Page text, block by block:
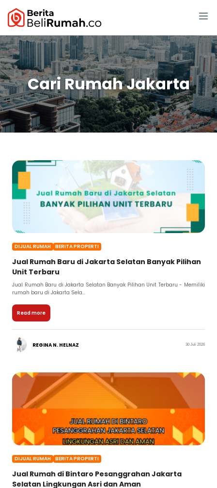
Cari Rumah Jakarta
DIJUAL RUMAH BERITA PROPERTI
Jual Rumah Baru di Jakarta Selatan Banyak Pilihan
Unit Terbaru
Jual Rumah Baru di Jakarta Selatan Banyak Pilihan Unit Terbaru - Memiliki
rumah baru di Jakarta Sela...
Read more
REGINA N. HELNAZ 30 Juli 2026
DIJUAL RUMAH BERITA PROPERTI
Jual Rumah di Bintaro Pesanggrahan Jakarta
Selatan Lingkungan Asri dan Aman